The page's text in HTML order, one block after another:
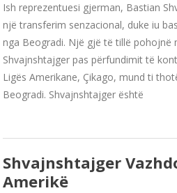
Ish reprezentuesi gjerman, Bastian
një transferim senzacional, duke iu
nga Beogradi. Një gjë të tillë pohojnë
Shvajnshtajger pas përfundimit të
Ligës Amerikane, Çikago, mund ti
Beogradi. Shvajnshtajger është
Shvajnshtajger
Amerikë